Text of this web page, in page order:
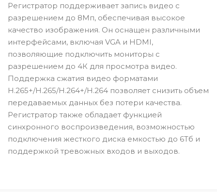
Регистратор поддерживает запись видео с
разрешением до 8Мп, обеспечивая высокое
качество изображения. Он оснащен различными
интерфейсами, включая VGA и HDMI,
позволяющие подключить мониторы с
разрешением до 4К для просмотра видео.
Поддержка сжатия видео форматами
H.265+/H.265/H.264+/H.264 позволяет снизить объем
передаваемых данных без потери качества.
Регистратор также обладает функцией
синхронного воспроизведения, возможностью
подключения жесткого диска емкостью до 6Тб и
поддержкой тревожных входов и выходов.